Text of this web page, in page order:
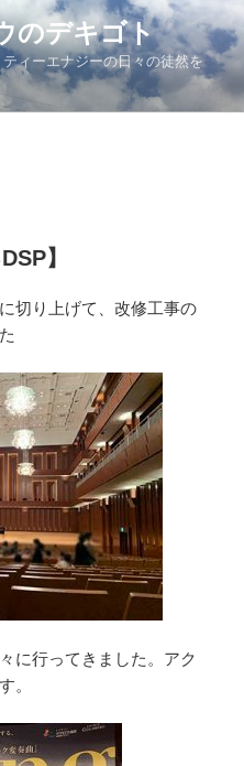
のデキゴト
ィーエナジーの日々の徒然を
】
切り上げて、改修工事の
に行ってきました。アク
。